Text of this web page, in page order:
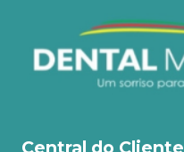
Central do Cliente